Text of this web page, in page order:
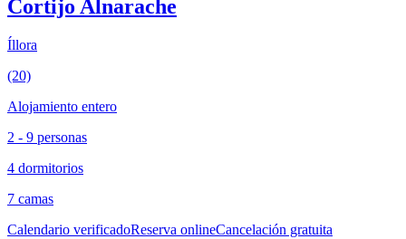
Cortijo Alnarache
Íllora
(20)
Alojamiento entero
2 - 9 personas
4 dormitorios
7 camas
Calendario verificadoReserva onlineCancelación gratuita